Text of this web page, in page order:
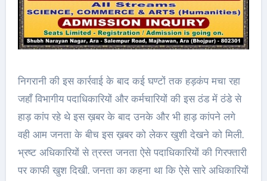
निगरानी की इस कार्रवाई के बाद कई घण्टों तक हड़कंप मचा रहा
जहाँ विभागीय पदाधिकारियों और कर्मचारियों की इस ठंड में ठंडे से
हाड़ कांप रहे थे इस ख़बर के बाद उनके और भी हाड़ कांपने लगे
वही आम जनता के बीच इस ख़बर को लेकर खुशी देखने को मिली.
भ्रष्ट अधिकारियों से त्रस्त जनता ऐसे पदाधिकारियों की गिरफ्तारी
पर काफी खुश दिखी. जनता का कहना था कि ऐसे सारे अधिकारियों